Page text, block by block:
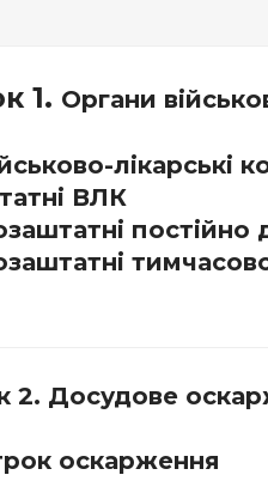
1. Органи
лікарські
ВЛК
постійно
2. Досудове
оскарження